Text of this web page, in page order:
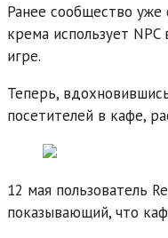
Ранее сообщество
крема использует
игре.
Теперь,
посетителей в кафе,
12 мая пользователь
показывающий, что